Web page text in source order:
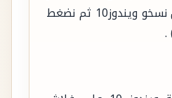
الخيار الثاني , تحميل نسخو ويندوز10 ثم نضغط